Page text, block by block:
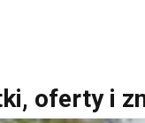
oferty i